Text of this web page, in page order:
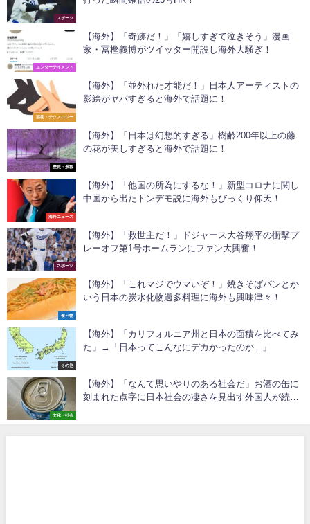
スポーツ
エンターテイメント
【海外】「奇跡だ！」「嬉しすぎて泣きそう」漫画
家・冨樫義博がツイッター開設し海外大騒ぎ！
芸術・テクノロジー
【海外】「並外れた才能だ！」日本人アーティストの
影絵がヤバすぎると海外で話題に！
歴史・景観
【海外】「日本は幻想的すぎる」樹齢200年以上の藤
の花が美しすぎると海外で話題に！
海外ニュース
【海外】「他国の所為にするな！」新型コロナに関し
中国から出たトンデモ説に海外もびっくり仰天！
スポーツ
【海外】「救世主だ！」ドジャース大谷翔平の衝撃プ
レーオフ第1号ホームランにファン大興奮！
食べ物
【海外】「これマジでウマいぞ！」焼きそばパンとか
いう日本の炭水化物過多料理に海外も興味津々！
その他
【海外】「カリフォルニア州と日本の面積を比べてみ
た」→「日本ってこんなにデカかったのか...」
文化・社会
【海外】「なんて思いやりのある社会だ」お酒の缶に
刻まれた点字に日本社会の凄さを見出す外国人が続